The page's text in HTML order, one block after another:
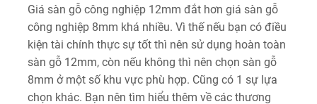
Giá sàn gỗ công nghiệp 12mm đắt hơn giá sàn gỗ
công nghiệp 8mm khá nhiều. Vì thế nếu bạn có điều
kiện tài chính thực sự tốt thì nên sử dụng hoàn toàn
sàn gỗ 12mm, còn nếu không thì nên chọn sàn gỗ
8mm ở một số khu vực phù hợp. Cũng có 1 sự lựa
chọn khác. Bạn nên tìm hiểu thêm về các thương